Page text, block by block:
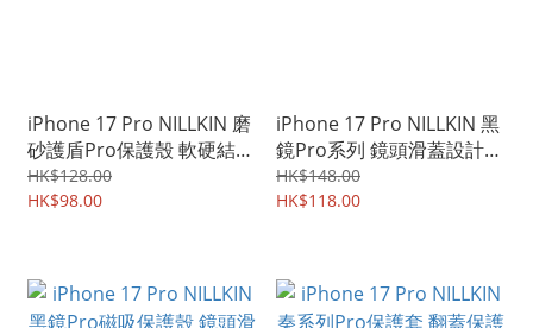
iPhone 17 Pro NILLKIN 磨
砂護盾Pro保護殼 軟硬結合
雙重材質 手機保護套Case
Shell 9595A
HK$128.00
HK$98.00
iPhone 17 Pro NILLKIN 黑
鏡Pro系列 鏡頭滑蓋設計
四邊全包 手機硬殼 保護套
9594A
HK$148.00
HK$118.00